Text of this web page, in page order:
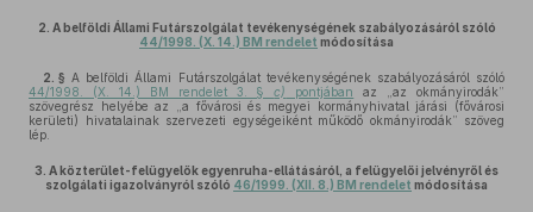
2. A belföldi Állami Futárszolgálat tevékenységének szabályozásáról szóló
44/1998. (X. 14.) BM rendelet módosítása
2. § A belföldi Állami Futárszolgálat tevékenységének szabályozásáról szóló
44/1998. (X. 14.) BM rendelet 3. §c) pontjában
az „az okmányirodák”
szövegrész helyébe az „a fővárosi és megyei kormányhivatal járási (fővárosi
kerületi) hivatalainak szervezeti egységeiként működő okmányirodák” szöveg
lép.
3. A közterület-felügyelők egyenruha-ellátásáról, a felügyelői jelvényről és
szolgálati igazolványról szóló 46/1999. (XII. 8.) BM rendelet módosítása